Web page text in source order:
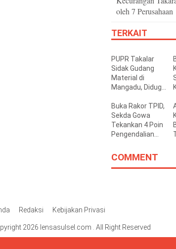
oleh 7 Perusahaan
TERKAIT
PUPR Takalar
Sidak Gudang
Material di
Mangadu, Diduga
Buka Rakor TPID,
Sekda Gowa
Tekankan 4 Poin
Pengendalian
COMMENT
Redaksi Kebijakan Privasi
2026 lensasulsel.com . All Right Reserved